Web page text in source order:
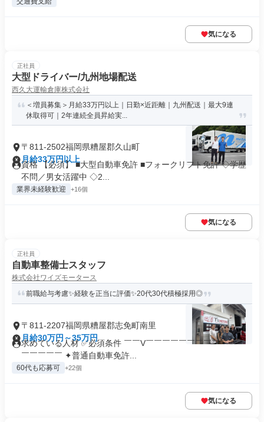
気になる
正社員
大型ドライバー/九州地場配送
西久大運輸倉庫株式会社
＜増員募集＞月給33万円以上｜日勤×近距離｜九州配送｜最大9連
休取得可｜2年連続全員昇給実...
〒811-2502福岡県糟屋郡久山町
月給33万円以上
資格 【必須】 ■大型自動車免許 ■フォークリフト免許 ◇学歴
不問／男女活躍中 ◇2...
業界未経験歓迎 +16個
気になる
正社員
自動車整備士スタッフ
株式会社ワイズモータース
前職給与考慮✨経験を正当に評価✨20代30代積極採用◎
〒811-2207福岡県糟屋郡志免町南里
月給30万円～35万円
求めている人材 ✅必須条件 ￣￣V￣￣￣￣￣￣￣￣￣￣￣￣
￣￣￣￣￣ ✦普通自動車免許...
60代も応募可 +22個
気になる